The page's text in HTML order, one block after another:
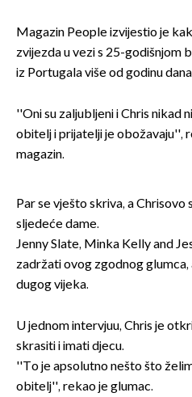
Magazin People izvijestio je
zvijezda u vezi s 25-
iz Portugala više od godinu
''Oni su zaljubljeni i Chris nikad
obitelj i prijatelji je obožavaju'',
magazin.
Par se vješto skriva, a Chrisovo
sljedeće dame.
Jenny Slate, Minka Kelly and
zadržati ovog zgodnog glumca,
dugog vijeka.
U jednom intervjuu, Chris je
skrasiti i imati djecu.
''To je apsolutno nešto što
obitelj'', rekao je glumac.